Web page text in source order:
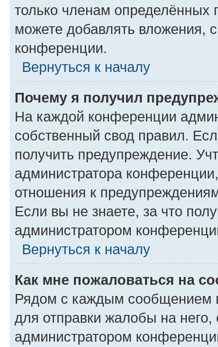
только членам определённых
можете добавлять вложения,
конференции.
Вернуться к началу
Почему я получил
На каждой конференции
собственный свод правил.
получить предупреждение.
администратора
отношения к
Если вы не знаете, за что
администратором
Вернуться к началу
Как мне пожаловаться на
Рядом с каждым сообщением
для отправки жалобы на
администратором